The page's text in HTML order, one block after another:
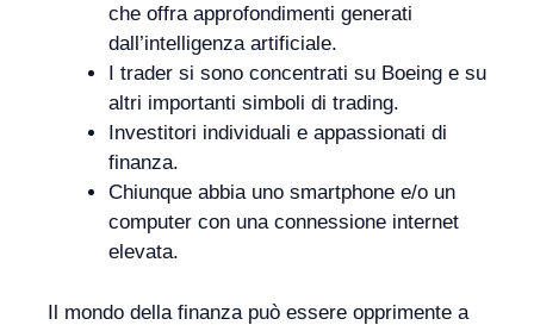
che offra approfondimenti generati
dall’intelligenza artificiale.
I trader si sono concentrati su Boeing e su
altri importanti simboli di trading.
Investitori individuali e appassionati di
finanza.
Chiunque abbia uno smartphone e/o un
computer con una connessione internet
elevata.
Il mondo della finanza può essere opprimente a